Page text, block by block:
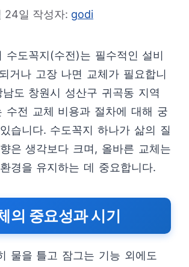
24일 작성자: godi
수도꼭지(수전)는 필수적인 설비
거나 고장 나면 교체가 필요합니
도 창원시 성산구 귀곡동 지역
수전 교체 비용과 절차에 대해 궁
습니다. 수도꼭지 하나가 삶의 질
은 생각보다 크며, 올바른 교체는
경을 유지하는 데 중요합니다.
의 중요성과 시기
물을 틀고 잠그는 기능 외에도